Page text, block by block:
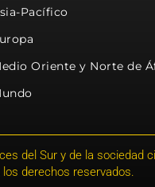
Pacífico
Oriente y Norte de
del Sur y de la sociedad
derechos reservados.